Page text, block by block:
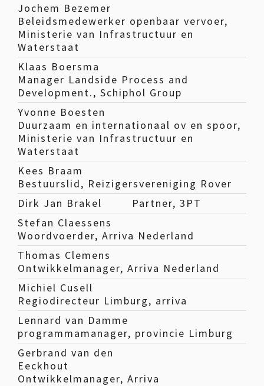
Jochem Bezemer
Beleidsmedewerker openbaar vervoer,
Ministerie van Infrastructuur en
Waterstaat
Klaas Boersma
Manager Landside Process and
Development., Schiphol Group
Yvonne Boesten
Duurzaam en internationaal ov en spoor,
Ministerie van Infrastructuur en
Waterstaat
Kees Braam
Bestuurslid, Reizigersvereniging Rover
Dirk Jan Brakel
Partner, 3PT
Stefan Claessens
Woordvoerder, Arriva Nederland
Thomas Clemens
Ontwikkelmanager, Arriva Nederland
Michiel Cusell
Regiodirecteur Limburg, arriva
Lennard van Damme
programmamanager, provincie Limburg
Gerbrand van den
Eeckhout
Ontwikkelmanager, Arriva